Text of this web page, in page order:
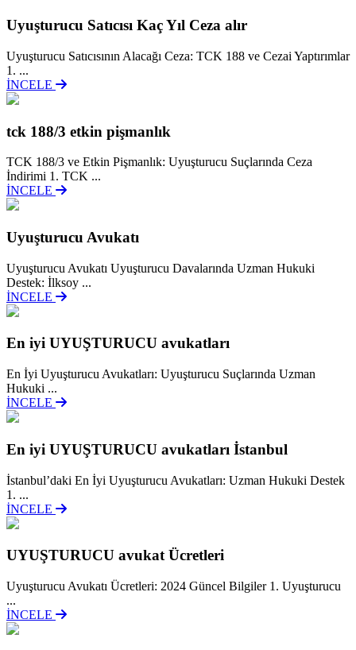
Uyuşturucu Satıcısı Kaç Yıl Ceza alır
Uyuşturucu Satıcısının Alacağı Ceza: TCK 188 ve Cezai Yaptırımlar
1. ...
İNCELE
tck 188/3 etkin pişmanlık
TCK 188/3 ve Etkin Pişmanlık: Uyuşturucu Suçlarında Ceza
İndirimi 1. TCK ...
İNCELE
Uyuşturucu Avukatı
Uyuşturucu Avukatı Uyuşturucu Davalarında Uzman Hukuki
Destek: İlksoy ...
İNCELE
En iyi UYUŞTURUCU avukatları
En İyi Uyuşturucu Avukatları: Uyuşturucu Suçlarında Uzman
Hukuki ...
İNCELE
En iyi UYUŞTURUCU avukatları İstanbul
İstanbul’daki En İyi Uyuşturucu Avukatları: Uzman Hukuki Destek
1. ...
İNCELE
UYUŞTURUCU avukat Ücretleri
Uyuşturucu Avukatı Ücretleri: 2024 Güncel Bilgiler 1. Uyuşturucu
...
İNCELE